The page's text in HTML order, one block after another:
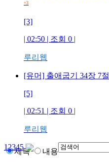
+3
[3]
| 02:50 | 조회 0 |
루리웹
[유머] 출애굽기 34장 7절
[5]
| 02:51 | 조회 0 |
루리웹
12345
제목 내용